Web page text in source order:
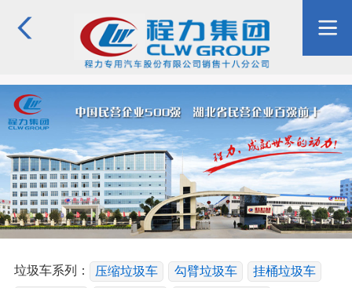
垃圾车系列： 压缩垃圾车 勾臂垃圾车
挂桶垃圾车